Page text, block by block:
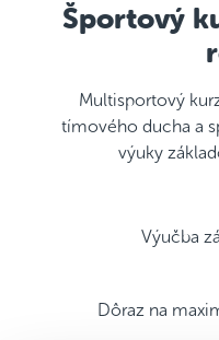
Športový
Multisportový
tímového ducha a
výuky
Výučba
Dôraz na